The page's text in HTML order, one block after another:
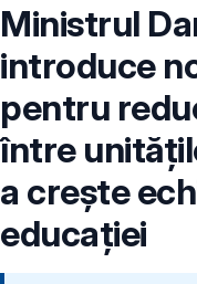
Ministrul
introduce
pentru
între
a crește
educației